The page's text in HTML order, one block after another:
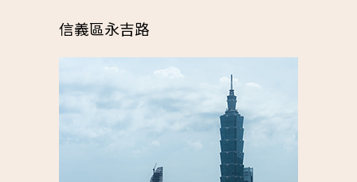
信義區永吉路